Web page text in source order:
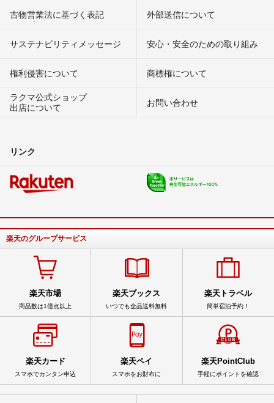
古物営業法に基づく表記 外部送信について
サステナビリティメッセージ 安心・安全のための取り組み
権利侵害について
商標権について
ラクマ公式ショップ
出店について
お問い合わせ
リンク
楽天のグループサービス
楽天市場
商品数は1億点以上
楽天ブックス
いつでも全品送料無料
楽天トラベル
簡単宿泊予約！
楽天カード
スマホでカンタン申込
楽天ペイ
スマホをお財布に
楽天PointClub
手軽にポイントを確認